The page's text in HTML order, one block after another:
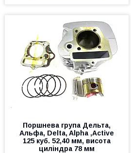
Поршнева група Дельта,
Альфа, Delta, Alpha ,Active
125 куб. 52,40 мм, висота
циліндра 78 мм